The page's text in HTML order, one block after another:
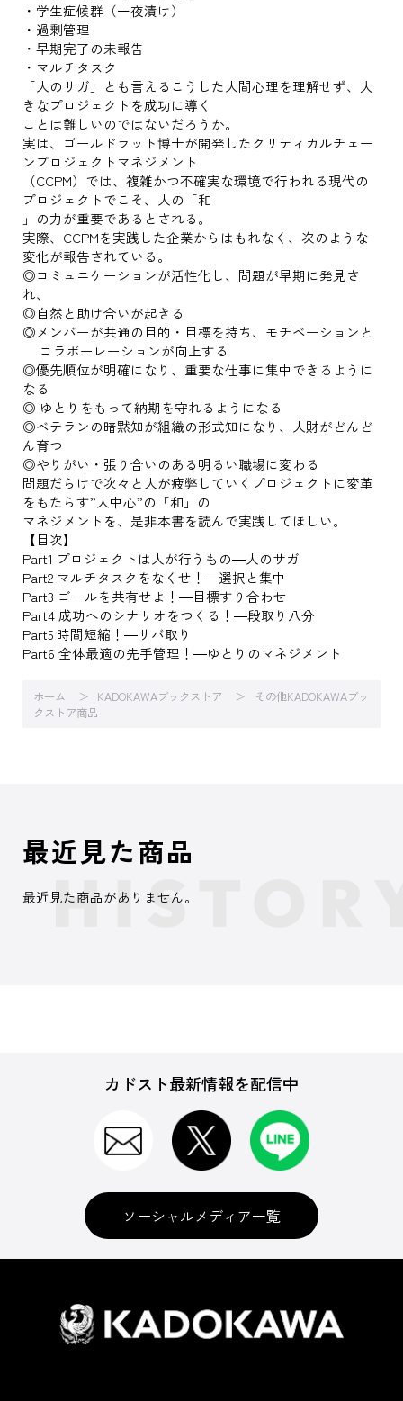
・学生症候群（一夜漬け）
・過剰管理
・早期完了の未報告
・マルチタスク
「人のサガ」とも言えるこうした人間心理を理解せず、大
きなプロジェクトを成功に導く
ことは難しいのではないだろうか。
実は、ゴールドラット博士が開発したクリティカルチェー
ンプロジェクトマネジメント
（CCPM）では、複雑かつ不確実な環境で行われる現代の
プロジェクトでこそ、人の「和
」の力が重要であるとされる。
実際、CCPMを実践した企業からはもれなく、次のような
変化が報告されている。
◎コミュニケーションが活性化し、問題が早期に発見さ
れ、
◎自然と助け合いが起きる
◎メンバーが共通の目的・目標を持ち、モチベーションと
コラボーレーションが向上する
◎優先順位が明確になり、重要な仕事に集中できるように
なる
◎ ゆとりをもって納期を守れるようになる
◎ベテランの暗黙知が組織の形式知になり、人財がどんど
ん育つ
◎やりがい・張り合いのある明るい職場に変わる
問題だらけで次々と人が疲弊していくプロジェクトに変革
をもたらす”人中心”の「和」の
マネジメントを、是非本書を読んで実践してほしい。
【目次】
Part1 プロジェクトは人が行うもの―人のサガ
Part2 マルチタスクをなくせ！―選択と集中
Part3 ゴールを共有せよ！―目標すり合わせ
Part4 成功へのシナリオをつくる！―段取り八分
Part5 時間短縮！―サバ取り
Part6 全体最適の先手管理！―ゆとりのマネジメント
ホーム KADOKAWAブックストア
その他KADOKAWAブッ
クストア商品
最近見た商品
最近見た商品がありません。
カドスト最新情報を配信中
ソーシャルメディア一覧